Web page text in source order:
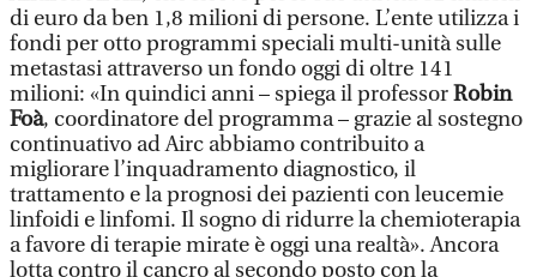
di euro da ben 1,8 milioni di persone. L’ente utilizza i
fondi per otto programmi speciali multi-unità sulle
metastasi attraverso un fondo oggi di oltre 141
milioni: «In quindici anni – spiega il professorRobin
Foà, coordinatore del programma – grazie al sostegno
continuativo ad Airc abbiamo contribuito a
migliorare l’inquadramento diagnostico, il
trattamento e la prognosi dei pazienti con leucemie
linfoidi e linfomi. Il sogno di ridurre la chemioterapia
a favore di terapie mirate è oggi una realtà». Ancora
lotta contro il cancro al secondo posto con la